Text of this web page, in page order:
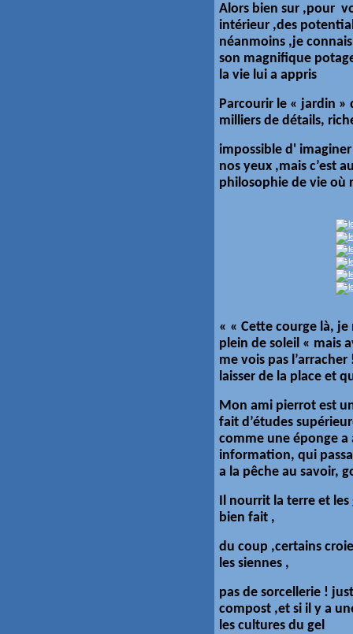
Alors bien sur ,pour
intérieur ,des
néanmoins ,je
son magnifique
la vie lui a appris
Parcourir le « jardin »
milliers de détails,
impossible d'
nos yeux ,mais c’est
philosophie de vie où
« « Cette courge là, je
plein de soleil « mais
me vois pas
laisser de la place et
Mon ami pierrot est
fait d’études
comme une éponge
information, qui
a la pêche au savoir,
Il nourrit la terre et
bien fait ,
du coup ,certains
les siennes ,
pas de sorcellerie !
compost ,et si il y a
les cultures du gel